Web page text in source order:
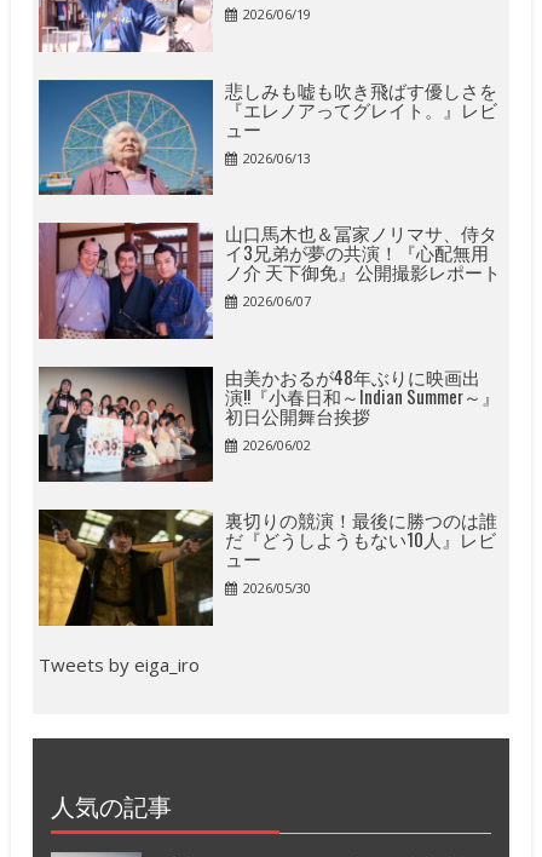
2026/06/19
悲しみも嘘も吹き飛ばす優しさを
『エレノアってグレイト。』レビ
ュー
2026/06/13
山口馬木也＆冨家ノリマサ、侍タ
イ3兄弟が夢の共演！『心配無用
ノ介 天下御免』公開撮影レポート
2026/06/07
由美かおるが48年ぶりに映画出
演!!『小春日和～Indian Summer～』
初日公開舞台挨拶
2026/06/02
裏切りの競演！最後に勝つのは誰
だ『どうしようもない10人』レビ
ュー
2026/05/30
Tweets by eiga_iro
人気の記事